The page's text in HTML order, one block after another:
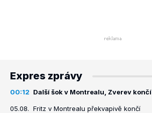
Expres zprávy
00:12 Další šok v Montrealu, Zverev končí
05.08. Fritz v Montrealu překvapivě končí